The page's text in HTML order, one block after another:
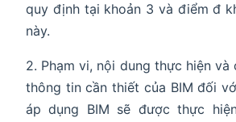
quy định tại khoản 3 và điểm đ
này.
2. Phạm vi, nội dung thực hiện và
thông tin cần thiết của BIM đối
áp dụng BIM sẽ được thực